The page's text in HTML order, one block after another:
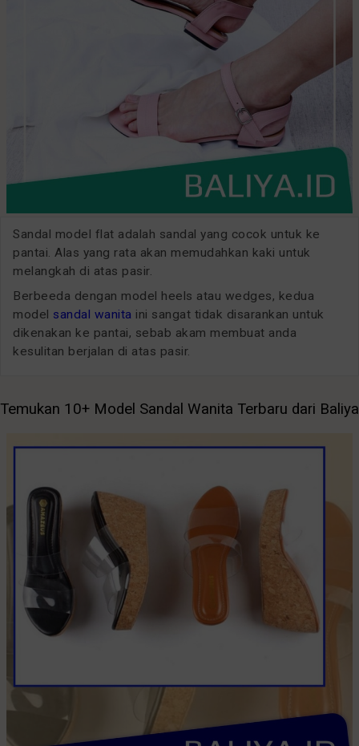
Sandal model flat adalah sandal yang cocok untuk ke
pantai. Alas yang rata akan memudahkan kaki untuk
melangkah di atas pasir.
Berbeeda dengan model heels atau wedges, kedua
model sandal wanita ini sangat tidak disarankan untuk
dikenakan ke pantai, sebab akam membuat anda
kesulitan berjalan di atas pasir.
Temukan 10+ Model Sandal Wanita Terbaru dari Baliya